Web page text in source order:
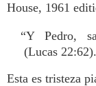
House, 1961
“Y Pedro,
(Lucas 22:62).
Esta es tristeza